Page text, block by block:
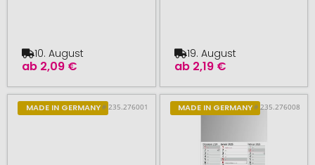
ab 2,09 €
10. August
ab 2,19 €
19. August
MADE IN GERMANY# 235.276001 MADE IN GERMANY# 235.276008